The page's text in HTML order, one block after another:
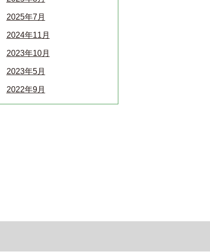
2025年7月
2024年11月
2023年10月
2023年5月
2022年9月